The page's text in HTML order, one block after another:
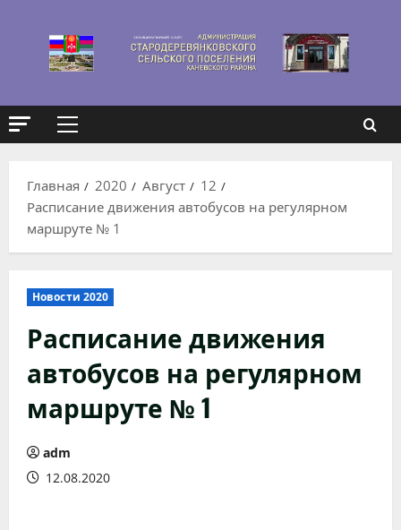
содержимому
Основное
Главная
2020 Август
12
Расписание движения автобусов на регулярном
маршруте № 1
Новости 2020
Расписание движения
автобусов на регулярном
маршруте № 1
adm
12.08.2020